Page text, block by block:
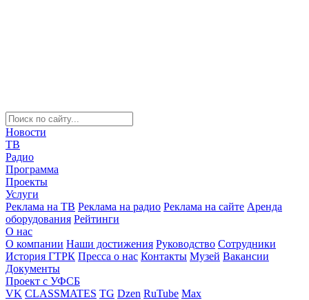
Новости
ТВ
Радио
Программа
Проекты
Услуги
Реклама на ТВ Реклама на радио Реклама на сайте Аренда
оборудования Рейтинги
О нас
О компании Наши достижения Руководство Сотрудники
История ГТРК Пресса о нас Контакты Музей Вакансии
Документы
Проект с УФСБ
VK CLASSMATES TG Dzen RuTube Max